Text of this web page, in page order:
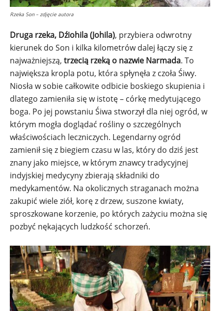
Rzeka Son – zdjęcie autora
Druga rzeka, Dźiohila (Johila), przybiera odwrotny
kierunek do Son i kilka kilometrów dalej łączy się z
najważniejszą, trzecią rzeką o nazwie Narmada. To
największa kropla potu, która spłynęła z czoła Śiwy.
Niosła w sobie całkowite odbicie boskiego skupienia i
dlatego zamieniła się w istotę – córkę medytującego
boga. Po jej powstaniu Śiwa stworzył dla niej ogród, w
którym mogła doglądać rośliny o szczególnych
właściwościach leczniczych. Legendarny ogród
zamienił się z biegiem czasu w las, który do dziś jest
znany jako miejsce, w którym znawcy tradycyjnej
indyjskiej medycyny zbierają składniki do
medykamentów. Na okolicznych straganach można
zakupić wiele ziół, korę z drzew, suszone kwiaty,
sproszkowane korzenie, po których zażyciu można się
pozbyć nękających ludzkość schorzeń.